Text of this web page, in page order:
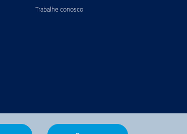
Trabalhe conosco